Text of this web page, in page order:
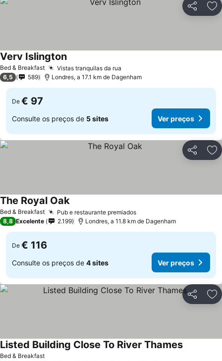
Partilhar
Bed & Breakfast Vistas tranquilas da rua
Verv Islington
6,5 589 Londres, a 17.1 km de Dagenham
De € 97
Consulte os preços de 5 sites Ver preços
Partilhar
Bed & Breakfast Pub e restaurante premiados
The Royal Oak
8,8 Excelente 2.199 Londres, a 11.8 km de Dagenham
De € 116
Consulte os preços de 4 sites Ver preços
Partilhar
Bed & Breakfast
Listed Building Close To River Thames